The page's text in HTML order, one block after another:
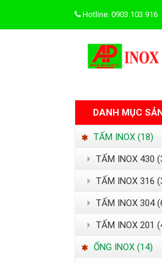
Hotline: 0903.103.916
DANH MỤC
TẤM INOX (18)
TẤM INOX 430
TẤM INOX 316
TẤM INOX 304
TẤM INOX 201
ỐNG INOX (14)